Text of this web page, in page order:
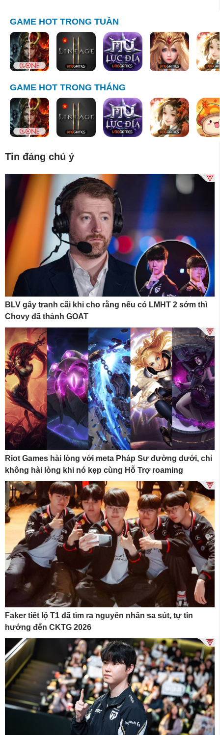
GAME HOT TRONG TUẦN
GAME HOT TRONG THÁNG
Tin đáng chú ý
BLV gây tranh cãi khi cho rằng nếu có LMHT 2 sớm thì
Chovy đã thành GOAT
Riot Games hài lòng với meta Pháp Sư đường dưới, chỉ
không hài lòng khi nó kẹp cùng Hỗ Trợ roaming
Faker tiết lộ T1 đã tìm ra nguyên nhân sa sút, tự tin
hướng đến CKTG 2026